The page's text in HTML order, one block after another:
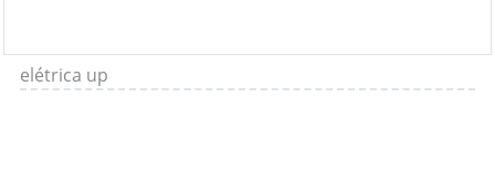
elétrica up